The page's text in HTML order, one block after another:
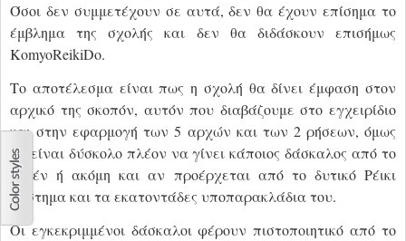
Όσοι δεν συμμετέχουν σε αυτά, δεν θα έχουν επίσημα το
έμβλημα της σχολής και δεν θα διδάσκουν επισήμως
KomyoReikiDo.
Το αποτέλεσμα είναι πως η σχολή θα δίνει έμφαση στον
αρχικό της σκοπόν, αυτόν που διαβάζουμε στο εγχειρίδιο
και στην εφαρμογή των 5 αρχών και των 2 ρήσεων, όμως
θα είναι δύσκολο πλέον να γίνει κάποιος δάσκαλος από το
μηδέν ή ακόμη και αν προέρχεται από το δυτικό Ρέικι
σύστημα και τα εκατοντάδες υποπαρακλάδια του.
Οι εγκεκριμμένοι δάσκαλοι φέρουν πιστοποιητικό από το